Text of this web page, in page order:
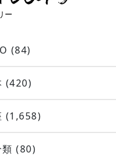
(84)
(420)
(1,658)
(80)